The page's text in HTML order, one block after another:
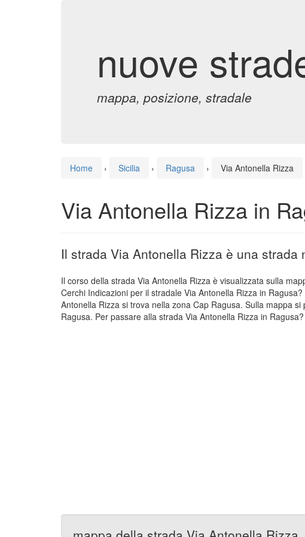
nuove
mappa, posizione, stradale
Home › Sicilia › Ragusa › Via Antonella Rizza
Via Antonella Rizza in
Il strada Via Antonella Rizza è una strada
Il corso della strada Via Antonella Rizza è visualizzata sulla
Cerchi Indicazioni per il stradale Via Antonella Rizza in
Antonella Rizza si trova nella zona Cap Ragusa. Sulla mappa
Ragusa. Per passare alla strada Via Antonella Rizza in